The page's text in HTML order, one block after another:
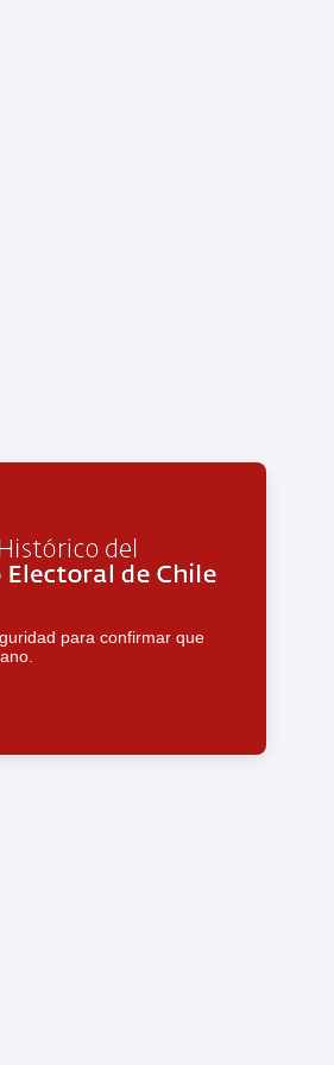
para confirmar que